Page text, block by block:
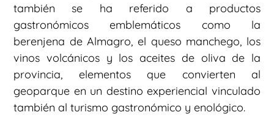
también se ha referido a productos
gastronómicos emblemáticos como la
berenjena de Almagro, el queso manchego, los
vinos volcánicos y los aceites de oliva de la
provincia, elementos que convierten al
geoparque en un destino experiencial vinculado
también al turismo gastronómico y enológico.